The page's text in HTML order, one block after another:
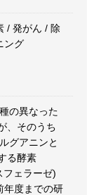
/ 発がん / 除
ング
の異なった
、そのうち
グアニンと
る酵素
フェラーゼ)
年度までの研